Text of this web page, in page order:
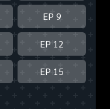
EP 9
EP 12
EP 15